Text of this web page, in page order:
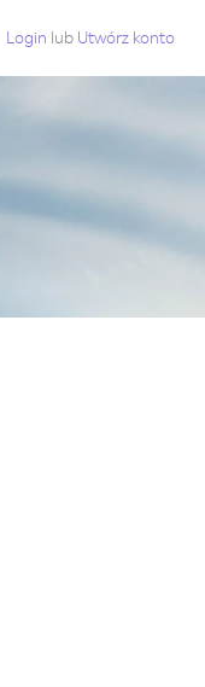
Login lub Utwórz konto